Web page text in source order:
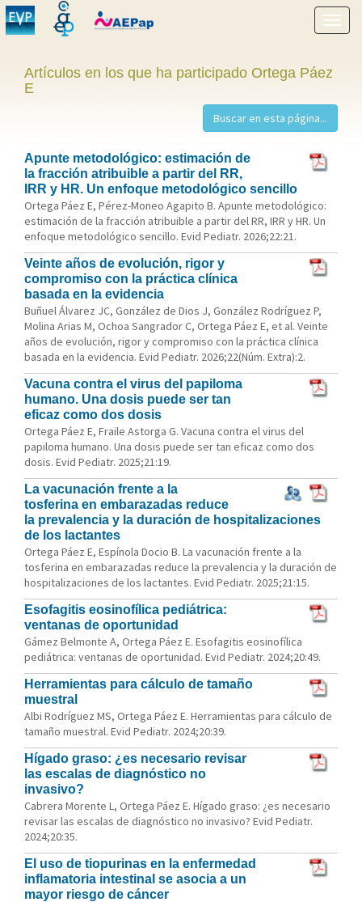
menú
Artículos en los que ha participado Ortega Páez
E
Apunte metodológico: estimación de
la fracción atribuible a partir del RR,
IRR y HR. Un enfoque metodológico sencillo
Ortega Páez E, Pérez-Moneo Agapito B. Apunte metodológico:
estimación de la fracción atribuible a partir del RR, IRR y HR. Un
enfoque metodológico sencillo. Evid Pediatr. 2026;22:21.
Veinte años de evolución, rigor y
compromiso con la práctica clínica
basada en la evidencia
Buñuel Álvarez JC, González de Dios J, González Rodríguez P,
Molina Arias M, Ochoa Sangrador C, Ortega Páez E, et al. Veinte
años de evolución, rigor y compromiso con la práctica clínica
basada en la evidencia. Evid Pediatr. 2026;22(Núm. Extra):2.
Vacuna contra el virus del papiloma
humano. Una dosis puede ser tan
eficaz como dos dosis
Ortega Páez E, Fraile Astorga G. Vacuna contra el virus del
papiloma humano. Una dosis puede ser tan eficaz como dos
dosis. Evid Pediatr. 2025;21:19.
La vacunación frente a la
tosferina en embarazadas reduce
la prevalencia y la duración de hospitalizaciones
de los lactantes
Ortega Páez E, Espínola Docio B. La vacunación frente a la
tosferina en embarazadas reduce la prevalencia y la duración de
hospitalizaciones de los lactantes. Evid Pediatr. 2025;21:15.
Esofagitis eosinofílica pediátrica:
ventanas de oportunidad
Gámez Belmonte A, Ortega Páez E. Esofagitis eosinofílica
pediátrica: ventanas de oportunidad. Evid Pediatr. 2024;20:49.
Herramientas para cálculo de tamaño
muestral
Albi Rodríguez MS, Ortega Páez E. Herramientas para cálculo de
tamaño muestral. Evid Pediatr. 2024;20:39.
Hígado graso: ¿es necesario revisar
las escalas de diagnóstico no
invasivo?
Cabrera Morente L, Ortega Páez E. Hígado graso: ¿es necesario
revisar las escalas de diagnóstico no invasivo? Evid Pediatr.
2024;20:35.
El uso de tiopurinas en la enfermedad
inflamatoria intestinal se asocia a un
mayor riesgo de cáncer